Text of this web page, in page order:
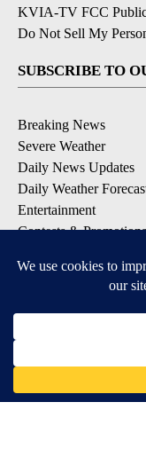
KVIA-TV FCC
Do Not Sell My
SUBSCRIBE TO
Breaking News
Severe Weather
Daily News Updates
Daily Weather
Entertainment
Contests & Promotions
DOWNLOAD OUR